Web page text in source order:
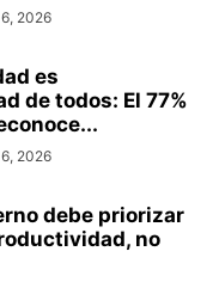
2026
es
de todos: El 77%
2026
debe priorizar
no